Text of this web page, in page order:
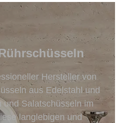
Hersteller von
aus Edelstahl und
und Salatschüsseln im
langlebigen und